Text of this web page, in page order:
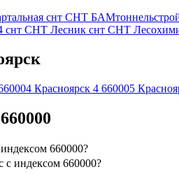
снт СНТ
снт СНТ Лесник снт СНТ
Красноярск 4 660005
660000?
с индексом 660000?